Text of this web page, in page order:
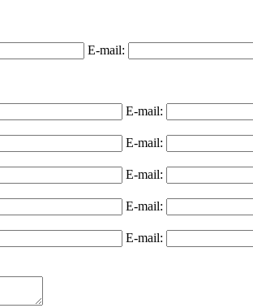
E-mail:
E-mail:
E-mail:
E-mail:
E-mail:
E-mail: